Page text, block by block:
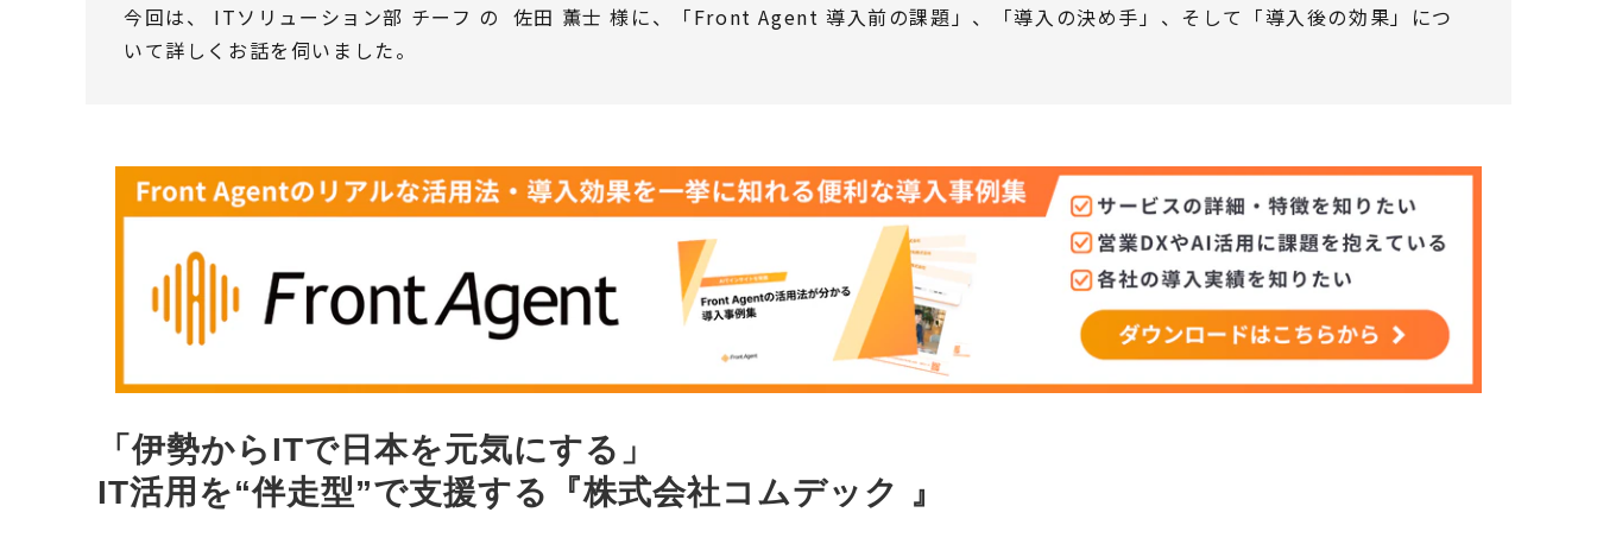
今回は、 ITソリューション部 チーフ の 佐田 薫士 様に、「Front Agent 導入前の課題」、「導入の決め手」、そして「導入後の効果」につ
いて詳しくお話を伺いました。
「伊勢からITで日本を元気にする」
IT活用を“伴走型”で支援する『株式会社コムデック 』